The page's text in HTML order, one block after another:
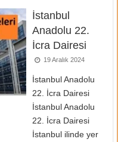
İstanbul
Anadolu 22.
İcra Dairesi
19 Aralık 2024
İstanbul Anadolu
22. İcra Dairesi
İstanbul Anadolu
22. İcra Dairesi
İstanbul ilinde yer